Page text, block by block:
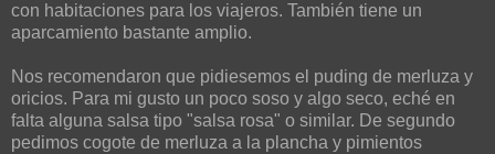
con habitaciones para los viajeros. También tiene un
aparcamiento bastante amplio.
Nos recomendaron que pidiesemos el puding de merluza y
oricios. Para mi gusto un poco soso y algo seco, eché en
falta alguna salsa tipo "salsa rosa" o similar. De segundo
pedimos cogote de merluza a la plancha y pimientos